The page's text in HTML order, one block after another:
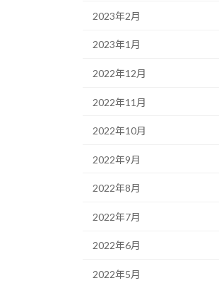
2023年2月
2023年1月
2022年12月
2022年11月
2022年10月
2022年9月
2022年8月
2022年7月
2022年6月
2022年5月